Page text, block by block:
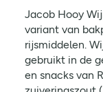
Jacob Hooy
variant van
rijsmiddelen.
gebruikt in de
en snacks van